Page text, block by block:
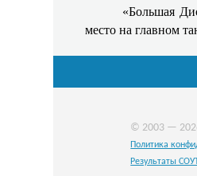
«Большая
место на главном
© 2003 —
Политика
Результаты